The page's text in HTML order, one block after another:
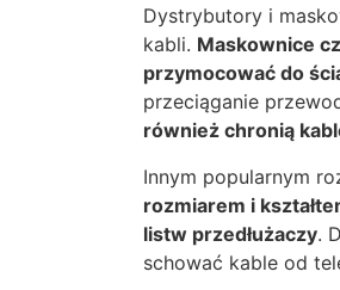
Dystrybutory i
kabli. Maskownice
przymocować do
przeciąganie
również chronią
Innym popularnym
rozmiarem i
listw przedłużaczy.
schować kable od